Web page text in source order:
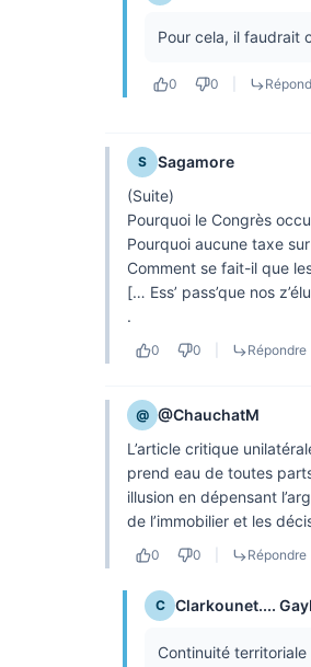
Pour cela, il faudrait
0 0
S Sagamore
(Suite)
Pourquoi le Congrès
Pourquoi aucune taxe
Comment se fait-il que
[… Ess’ pass’que nos
.
0 0 Répondre
@ @ChauchatM
L’article critique
prend eau de toutes
illusion en dépensant
de l’immobilier et les
0 0 Répondre
C Clarkounet....
Continuité